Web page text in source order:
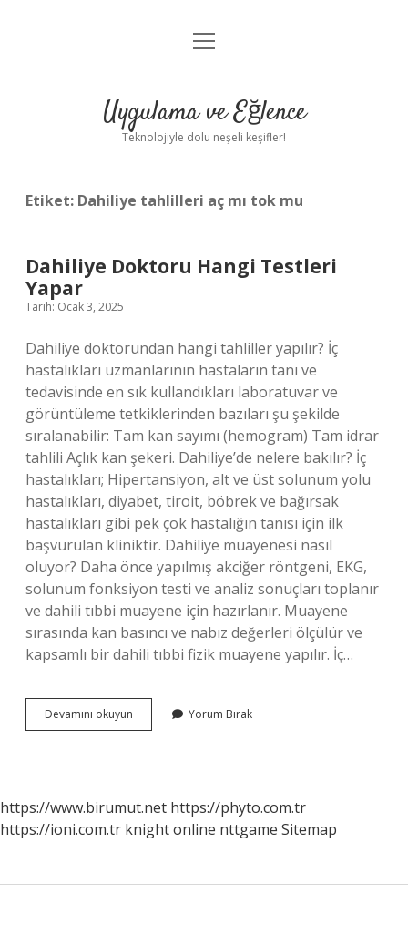
Anasayfa
Yasal Uyarı
menüyü
Uygulama ve Eğlence
Teknolojiyle dolu neşeli keşifler!
Etiket: Dahiliye tahlilleri aç mı tok mu
Dahiliye Doktoru Hangi Testleri
Yapar
Tarih: Ocak 3, 2025
Dahiliye doktorundan hangi tahliller yapılır? İç
hastalıkları uzmanlarının hastaların tanı ve
tedavisinde en sık kullandıkları laboratuvar ve
görüntüleme tetkiklerinden bazıları şu şekilde
sıralanabilir: Tam kan sayımı (hemogram) Tam idrar
tahlili Açlık kan şekeri. Dahiliye’de nelere bakılır? İç
hastalıkları; Hipertansiyon, alt ve üst solunum yolu
hastalıkları, diyabet, tiroit, böbrek ve bağırsak
hastalıkları gibi pek çok hastalığın tanısı için ilk
başvurulan kliniktir. Dahiliye muayenesi nasıl
oluyor? Daha önce yapılmış akciğer röntgeni, EKG,
solunum fonksiyon testi ve analiz sonuçları toplanır
ve dahili tıbbi muayene için hazırlanır. Muayene
sırasında kan basıncı ve nabız değerleri ölçülür ve
kapsamlı bir dahili tıbbi fizik muayene yapılır. İç…
Devamını okuyun Dahiliye
Doktoru
Yorum Bırak
https://www.birumut.net https://phyto.com.tr
https://ioni.com.tr knight online nttgame Sitemap